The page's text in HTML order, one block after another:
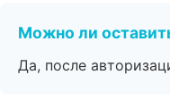
Можно ли
Да, после